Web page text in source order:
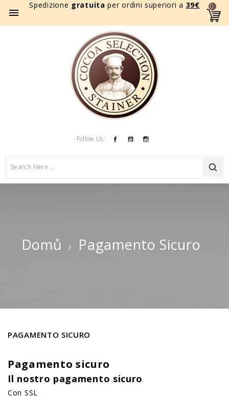
Spedizione gratuita per ordini superiori a 39€

0
Follow Us : FacebookYouTube
Domů Pagamento Sicuro
PAGAMENTO SICURO
Pagamento sicuro
Il nostro pagamento sicuro
Con SSL